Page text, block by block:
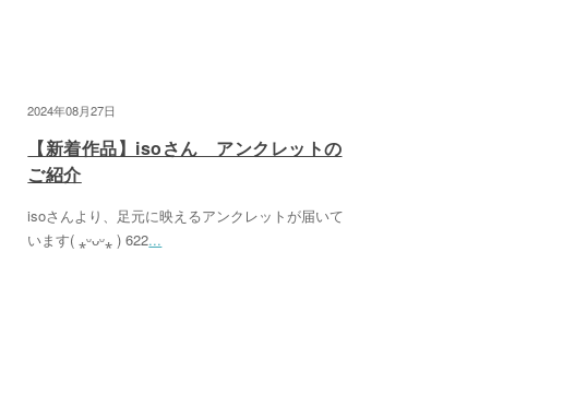
2024年08月27日
【新着作品】isoさん アンクレットの
ご紹介
isoさんより、足元に映えるアンクレットが届いて
います( ⁎ᵕᴗᵕ⁎ ) 622...